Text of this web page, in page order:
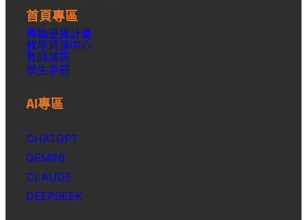
首頁專區
高職優質計畫
教學資源中心
教師課表
學生手冊
AI專區
CHATGPT
GEMINI
CLAUDE
DEEPSEEK